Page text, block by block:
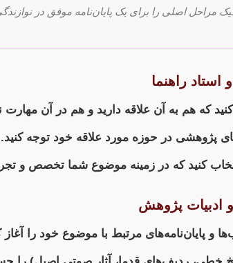
مراحل اصلی را برای یک پایان‌نامه موفق در
راهنما
که هم به آن علاقه دارید و هم در آن مهارت
پژوهشی در حوزه مورد علاقه خود توجه کنید.
کنید که در زمینه موضوع شما تخصص و
ادبیات پژوهش
و پایان‌نامه‌های مرتبط با موضوع خود را آغاز